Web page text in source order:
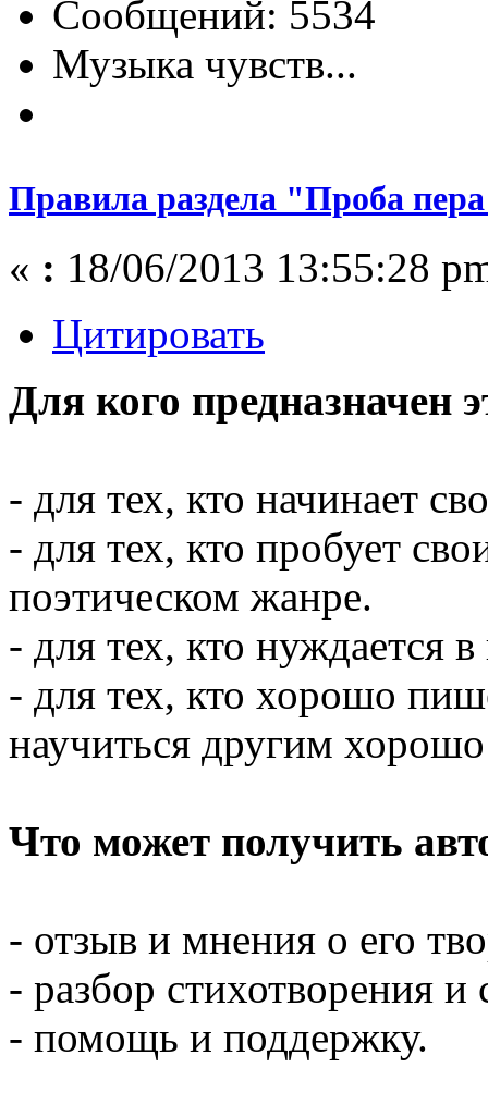
Сообщений: 5534
Музыка чувств...
Правила раздела "Проба
« : 18/06/2013 13:55:28
Цитировать
Для кого предназначен
- для тех, кто начинает
- для тех, кто пробует
поэтическом жанре.
- для тех, кто нуждается
- для тех, кто хорошо
научиться другим
Что может получить
- отзыв и мнения о его
- разбор стихотворения
- помощь и поддержку.